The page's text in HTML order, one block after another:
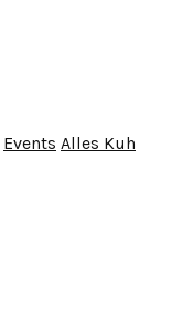
Events Alles Kuh